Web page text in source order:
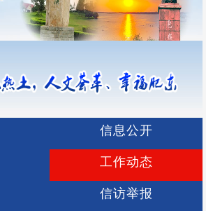
信息公开
工作动态
信访举报